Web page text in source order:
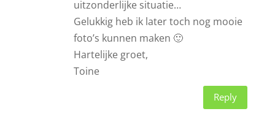
uitzonderlijke situatie…
Gelukkig heb ik later toch nog mooie
foto’s kunnen maken 🙂
Hartelijke groet,
Toine
Reply